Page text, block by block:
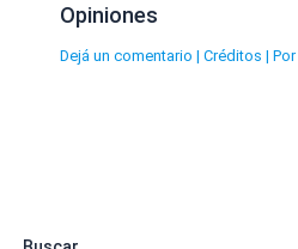
Opiniones
Dejá un comentario | Créditos | Por